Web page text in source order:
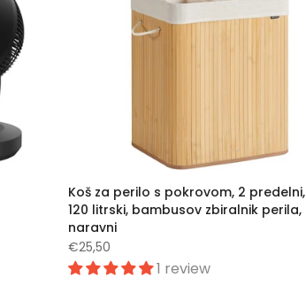
Koš za perilo s pokrovom, 2 predelni,
120 litrski, bambusov zbiralnik perila,
naravni
€25,50
1 review